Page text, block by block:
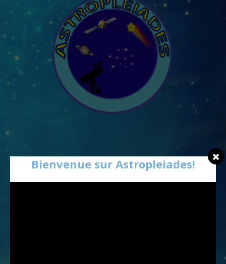
Bienvenue sur Astropleiades!